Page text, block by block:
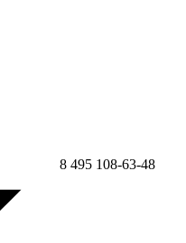
8 495 108-63-48